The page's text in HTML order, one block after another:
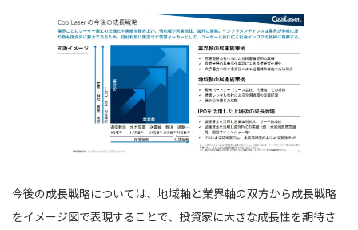
今後の成長戦略については、地域軸と業界軸の双方から成長戦略
をイメージ図で表現することで、投資家に大きな成長性を期待さ